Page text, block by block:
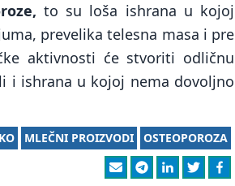
to su loša ishrana u kojoj
prevelika telesna masa i pre
aktivnosti će stvoriti odličnu
i ishrana u kojoj nema dovoljno
OSTEOPOROZA
MLEČNI PROIZVODI